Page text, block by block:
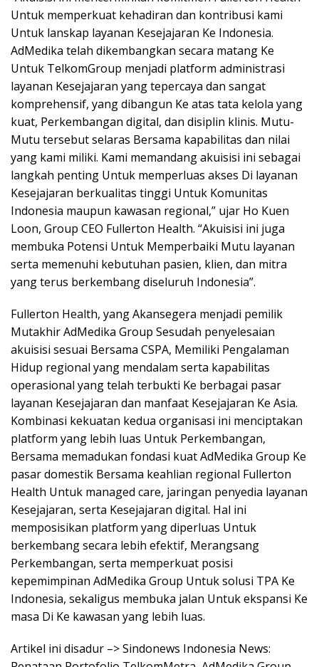
Untuk memperkuat kehadiran dan kontribusi kami
Untuk lanskap layanan Kesejajaran Ke Indonesia.
AdMedika telah dikembangkan secara matang Ke
Untuk TelkomGroup menjadi platform administrasi
layanan Kesejajaran yang tepercaya dan sangat
komprehensif, yang dibangun Ke atas tata kelola yang
kuat, Perkembangan digital, dan disiplin klinis. Mutu-
Mutu tersebut selaras Bersama kapabilitas dan nilai
yang kami miliki. Kami memandang akuisisi ini sebagai
langkah penting Untuk memperluas akses Di layanan
Kesejajaran berkualitas tinggi Untuk Komunitas
Indonesia maupun kawasan regional,” ujar Ho Kuen
Loon, Group CEO Fullerton Health. “Akuisisi ini juga
membuka Potensi Untuk Memperbaiki Mutu layanan
serta memenuhi kebutuhan pasien, klien, dan mitra
yang terus berkembang diseluruh Indonesia”.
Fullerton Health, yang Akansegera menjadi pemilik
Mutakhir AdMedika Group Sesudah penyelesaian
akuisisi sesuai Bersama CSPA, Memiliki Pengalaman
Hidup regional yang mendalam serta kapabilitas
operasional yang telah terbukti Ke berbagai pasar
layanan Kesejajaran dan manfaat Kesejajaran Ke Asia.
Kombinasi kekuatan kedua organisasi ini menciptakan
platform yang lebih luas Untuk Perkembangan,
Bersama memadukan fondasi kuat AdMedika Group Ke
pasar domestik Bersama keahlian regional Fullerton
Health Untuk managed care, jaringan penyedia layanan
Kesejajaran, serta Kesejajaran digital. Hal ini
memposisikan platform yang diperluas Untuk
berkembang secara lebih efektif, Merangsang
Perkembangan, serta memperkuat posisi
kepemimpinan AdMedika Group Untuk solusi TPA Ke
Indonesia, sekaligus membuka jalan Untuk ekspansi Ke
masa Di Ke kawasan yang lebih luas.
Artikel ini disadur –> Sindonews Indonesia News: